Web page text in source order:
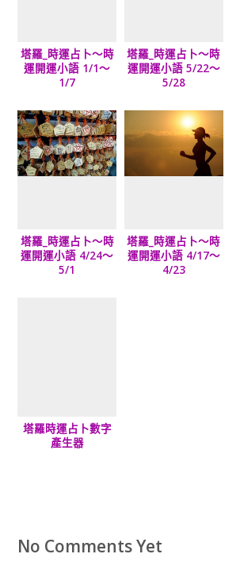
塔羅_時運占卜～時
運開運小語 1/1～
1/7
塔羅_時運占卜～時
運開運小語 5/22～
5/28
塔羅_時運占卜～時
運開運小語 4/24～
5/1
塔羅_時運占卜～時
運開運小語 4/17～
4/23
塔羅時運占卜數字
產生器
No Comments Yet